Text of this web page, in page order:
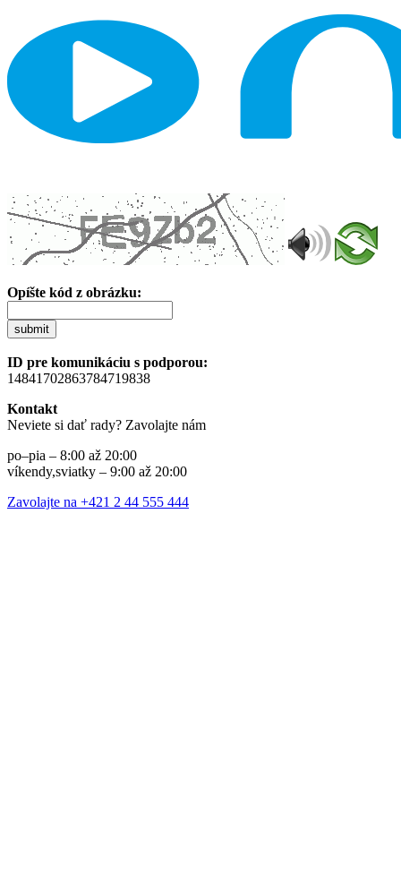
Opíšte kód z obrázku:
submit
ID pre komunikáciu s podporou:
14841702863784719838
Kontakt
Neviete si dať rady? Zavolajte nám
po–pia – 8:00 až 20:00
víkendy,sviatky – 9:00 až 20:00
Zavolajte na +421 2 44 555 444